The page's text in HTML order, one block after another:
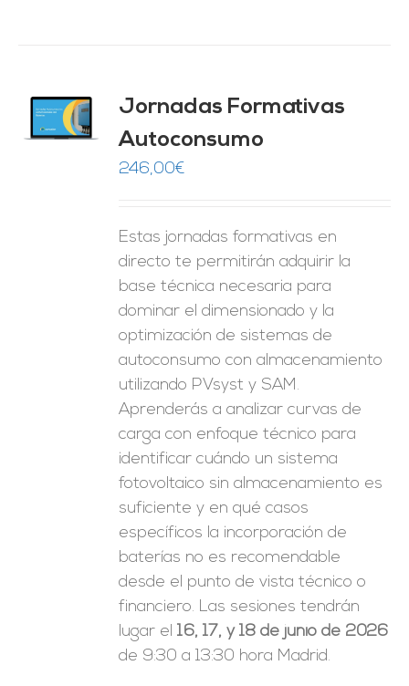
Jornadas Formativas
Autoconsumo
246,00€
Estas jornadas formativas en
directo te permitirán adquirir la
base técnica necesaria para
dominar el dimensionado y la
optimización de sistemas de
autoconsumo con almacenamiento
utilizando PVsyst y SAM.
Aprenderás a analizar curvas de
carga con enfoque técnico para
identificar cuándo un sistema
fotovoltaico sin almacenamiento es
suficiente y en qué casos
específicos la incorporación de
baterías no es recomendable
desde el punto de vista técnico o
financiero. Las sesiones tendrán
lugar el16, 17, y 18 de junio de 2026
de 9:30 a 13:30 hora Madrid.